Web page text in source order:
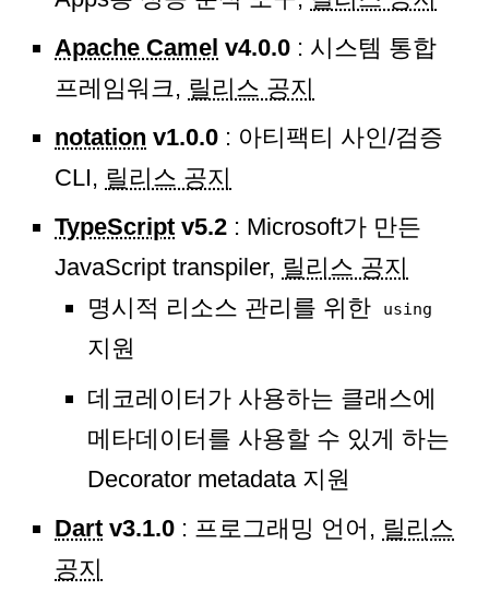
Apache Camel v4.0.0 : 시스템 통합
프레임워크, 릴리스 공지
notation v1.0.0 : 아티팩티 사인/검증
CLI, 릴리스 공지
TypeScript v5.2 : Microsoft가 만든
JavaScript transpiler, 릴리스 공지
명시적 리소스 관리를 위한
using
지원
데코레이터가 사용하는 클래스에
메타데이터를 사용할 수 있게 하는
Decorator metadata 지원
Dart v3.1.0 : 프로그래밍 언어, 릴리스
공지